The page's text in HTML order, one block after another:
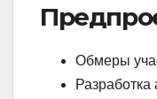
Обмеры
Разработка